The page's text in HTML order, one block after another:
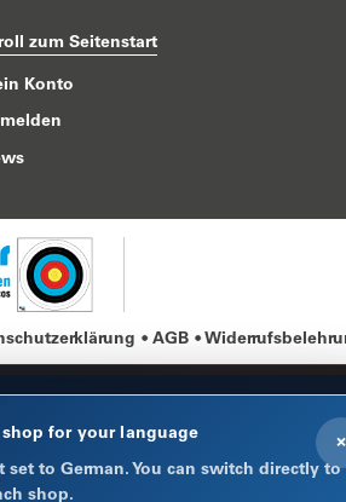
zum Seitenstart
Konto
AGB
×
for your language
set to German. You can switch directly to
shop.